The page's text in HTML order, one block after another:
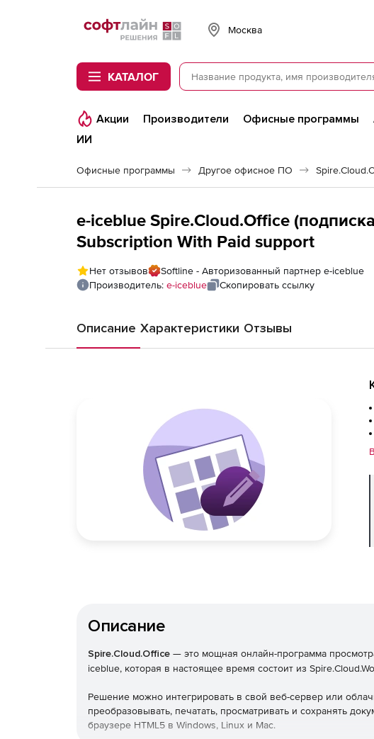
Softline
Москва
КАТАЛОГ
Акции Производители Офисные программы
ИИ
Офисные программы Другое офисное ПО
e-iceblue Spire.Cloud.Office
Subscription With Paid support
Нет отзывов
Softline - Авторизованный партнер e-iceblue
Производитель: e-iceblue Скопировать ссылку
Описание Характеристики Отзывы
Описание
Spire.Cloud.Office — это мощная онлайн-программа
iceblue, которая в настоящее время состоит из
Решение можно интегрировать в свой веб-сервер или
преобразовывать, печатать, просматривать и сохранять
браузере HTML5 в Windows, Linux и Mac.